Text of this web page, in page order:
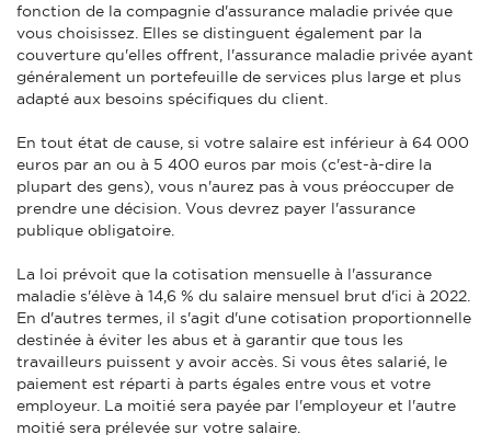
fonction de la compagnie d'assurance maladie privée que
vous choisissez. Elles se distinguent également par la
couverture qu'elles offrent, l'assurance maladie privée ayant
généralement un portefeuille de services plus large et plus
adapté aux besoins spécifiques du client.
En tout état de cause, si votre salaire est inférieur à 64 000
euros par an ou à 5 400 euros par mois (c'est-à-dire la
plupart des gens), vous n'aurez pas à vous préoccuper de
prendre une décision. Vous devrez payer l'assurance
publique obligatoire.
La loi prévoit que la cotisation mensuelle à l'assurance
maladie s'élève à 14,6 % du salaire mensuel brut d'ici à 2022.
En d'autres termes, il s'agit d'une cotisation proportionnelle
destinée à éviter les abus et à garantir que tous les
travailleurs puissent y avoir accès. Si vous êtes salarié, le
paiement est réparti à parts égales entre vous et votre
employeur. La moitié sera payée par l'employeur et l'autre
moitié sera prélevée sur votre salaire.